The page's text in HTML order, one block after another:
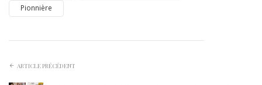
Pionnière
ARTICLE PRÉCÉDENT